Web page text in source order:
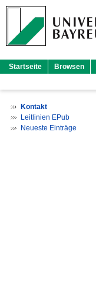
Startseite Browsen
Kontakt
Leitlinien EPub
Neueste Einträge